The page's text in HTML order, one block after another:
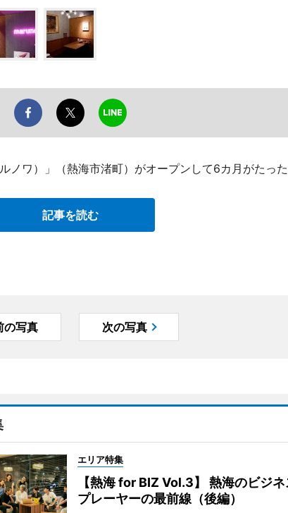
ワ）」（熱海市渚町）がオープンして6カ月がたった
記事を読む
の写真 次の写真
エリア特集
【熱海 for BIZ Vol.3】 熱海のビジ
プレーヤーの最前線（後編）